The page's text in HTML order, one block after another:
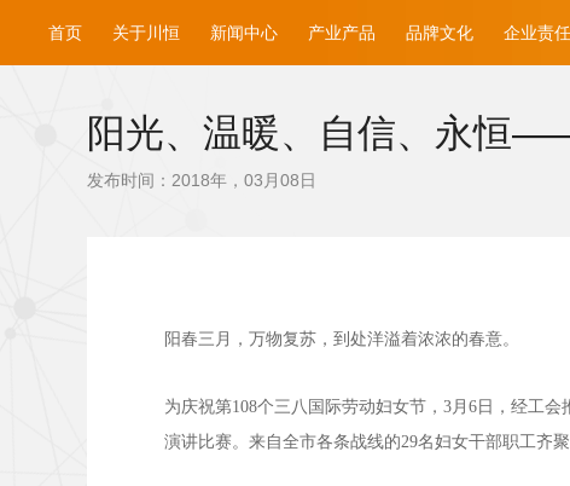
首页 关于川恒 新闻中心 产业产品 品牌文化 企业责任
阳光、温暖、自信、永恒
发布时间：2018年，03月08日
阳春三月，万物复苏，到处洋溢着浓浓的春意。
为庆祝第108个三八国际劳动妇女节， 3月 6 日，经工会
演讲比赛。来自全市各条战线的29名妇女干部职工齐